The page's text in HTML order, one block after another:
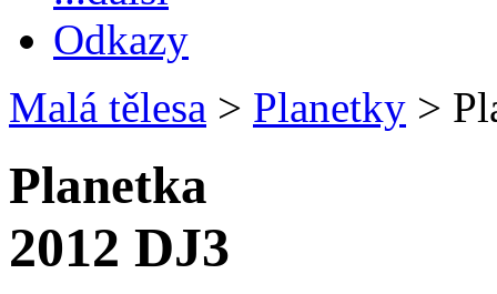
Odkazy
Malá tělesa > Planetky >
Planetka
2012 DJ3